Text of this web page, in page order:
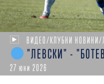
ВИДЕО/КЛУБНИ НОВИНИ/
"ЛЕВСКИ" -
27 юни 2026